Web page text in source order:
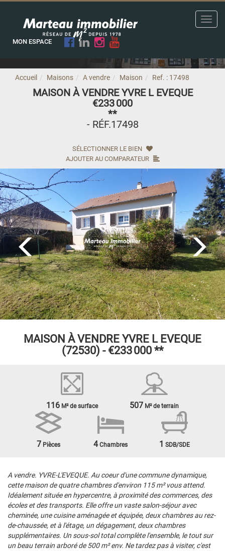
MON ESPACE
Accueil Maisons A vendre Maison Ref. : 17498
MAISON À VENDRE YVRE L EVEQUE
€233 000
**
- RÉF.17498
SÉLECTIONNER LE BIEN
AJOUTER AU COMPARATEUR
MAISON À VENDRE YVRE L EVEQUE
(72530) - €233 000 **
116 M² de surface 507 M² de terrain
7 Pièces 4Chambres 1 SDB/SDE
A vendre. YVRE-L'EVEQUE. Au coeur d'une commune dynamique,
cette maison de quatre chambres d'environ 115 m² vous attend.
Idéalement située en hypercentre, à proximité des commerces, des
écoles et des transports. Elle offre un vaste salon-séjour avec
cheminée, une cuisine aménagée et équipée, deux chambres au rez-
de-chaussée, et à l'étage, un dégagement, deux chambres
supplémentaires. Un sous-sol total complète l'ensemble, le tout sur
un beau terrain arboré de 500 m² env. Ne tardez pas à visiter, c'est